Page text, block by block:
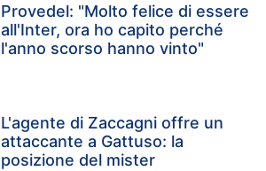
Provedel: "Molto felice di essere
all'Inter, ora ho capito perché
l'anno scorso hanno vinto"
L'agente di Zaccagni offre un
attaccante a Gattuso: la
posizione del mister